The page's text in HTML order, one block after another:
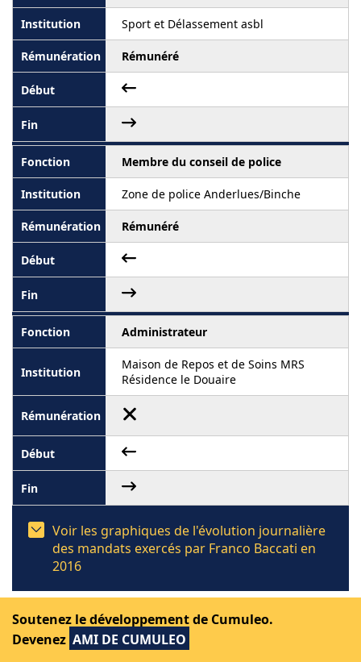
Sport et Délassement asbl
Rémunéré
Membre du conseil de police
Zone de police Anderlues/Binche
Rémunéré
Administrateur
Maison de Repos et de Soins MRS
Résidence le Douaire
Voir les graphiques de l'évolution journalière
des mandats exercés par Franco Baccati en
2016
Soutenez le développement de Cumuleo.
Devenez AMI DE CUMULEO